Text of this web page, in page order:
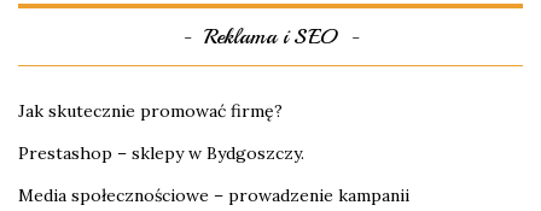
Reklama i SEO
Jak skutecznie promować firmę?
Prestashop – sklepy w Bydgoszczy.
Media społecznościowe – prowadzenie kampanii